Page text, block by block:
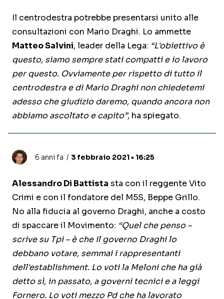
Il centrodestra potrebbe presentarsi unito alle
consultazioni con Mario Draghi. Lo ammette
Matteo Salvini, leader della Lega: “L'obiettivo è
questo, siamo sempre stati compatti e io lavoro
per questo. Ovviamente per rispetto di tutto il
centrodestra e di Mario Draghi non chiedetemi
adesso che giudizio daremo, quando ancora non
abbiamo ascoltato e capito”, ha spiegato.
6 anni fa 3 febbraio 2021 • 16:25
Alessandro Di Battista sta con il reggente Vito
Crimi e con il fondatore del M5S, Beppe Grillo.
No alla fiducia al governo Draghi, anche a costo
di spaccare il Movimento: “Quel che penso –
scrive su Tpi – è che il governo Draghi lo
debbano votare, semmai i rappresentanti
dell'establishment. Lo voti la Meloni che ha già
detto sì, in passato, a governi tecnici e a leggi
Fornero. Lo voti mezzo Pd che ha lavorato